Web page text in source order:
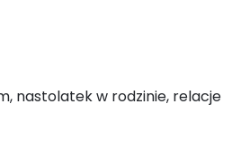
nastolatek w rodzinie, relacje